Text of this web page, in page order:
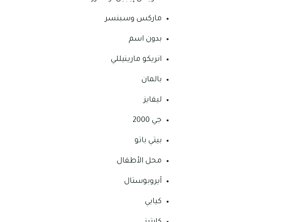
ماركس وسبنسر
بدون اسم
انريكو مارينيللي
بالمان
ليفايز
جي 2000
بيتي باتو
محل الأطفال
آيروبوستال
كيابي